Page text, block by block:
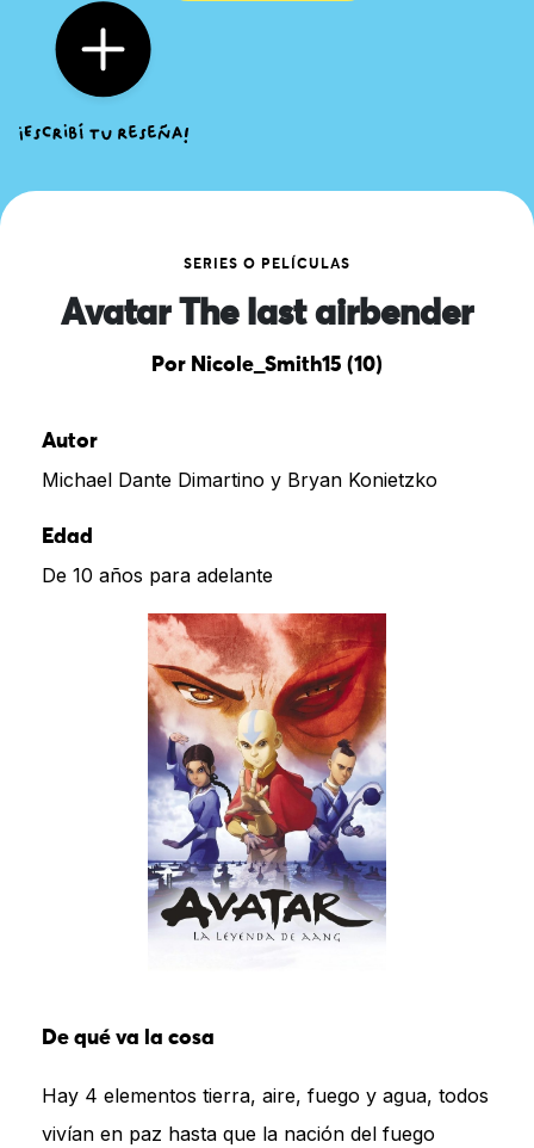
SERIES O PELÍCULAS
Avatar The last airbender
Por Nicole_Smith15 (10)
Autor
Michael Dante Dimartino y Bryan Konietzko
Edad
De 10 años para adelante
De qué va la cosa
Hay 4 elementos tierra, aire, fuego y agua, todos
vivían en paz hasta que la nación del fuego